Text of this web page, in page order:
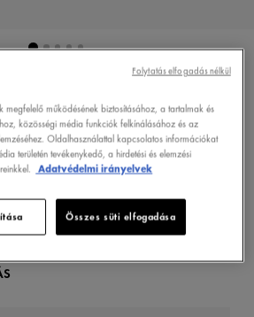
ONLINE VÁSÁRLÁS
megfelelő működésének biztosításához, a tartalmak és
közösségi média funkciók felkínálásához és az
Oldalhasználattal kapcsolatos információkat
területén tevékenykedő, a hirdetési és elemzési
Adatvédelmi irányelvek
Összes süti elfogadása
Folytatás elfogadás nélkül